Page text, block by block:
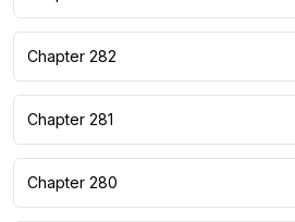
Chapter 282
Chapter 281
Chapter 280